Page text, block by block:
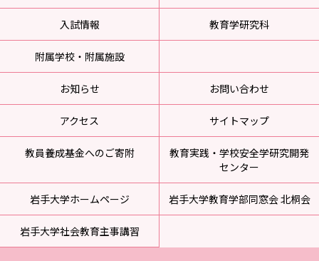
入試情報 教育学研究科
附属学校・附属施設
お知らせ お問い合わせ
アクセス サイトマップ
教員養成基金へのご寄附
教育実践・学校安全学研究開発
センター
岩手大学ホームページ 岩手大学教育学部同窓会 北桐会
岩手大学社会教育主事講習